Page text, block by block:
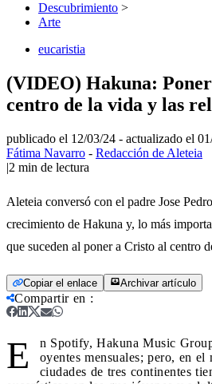
Descubrimiento >
Arte
eucaristia
(VIDEO) Hakuna:
centro de la vida y las
publicado el 12/03/24 - actualizado el
Fátima Navarro - Redacción de Aleteia
|2 min de lectura
Aleteia conversó con el padre Jose
crecimiento de Hakuna y, lo más
que suceden al poner a Cristo al centro
Copiar el enlace Archivar artículo
Compartir en :
E
n Spotify, Hakuna Music
oyentes mensuales; pero, en el
ciudades de tres continentes